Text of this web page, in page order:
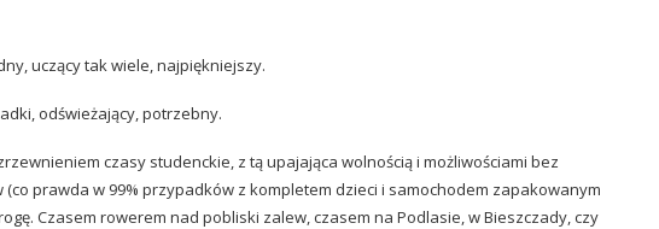
uczący tak wiele, najpiękniejszy.
odświeżający, potrzebny.
czasy studenckie, z tą upajająca wolnością i możliwościami bez
(co prawda w 99% przypadków z kompletem dzieci i samochodem zapakowanym
Czasem rowerem nad pobliski zalew, czasem na Podlasie, wBieszczady, czy